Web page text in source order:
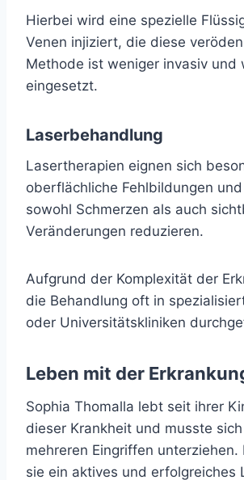
Hierbei wird eine spezielle
Venen injiziert, die diese
Methode ist weniger invasiv und
eingesetzt.
Laserbehandlung
Lasertherapien eignen sich
oberflächliche Fehlbildungen
sowohl Schmerzen als auch
Veränderungen reduzieren.
Aufgrund der Komplexität der
die Behandlung oft in
oder Universitätskliniken
Leben mit der
Sophia Thomalla lebt seit ihrer
dieser Krankheit und musste
mehreren Eingriffen
sie ein aktives und erfolgreiches